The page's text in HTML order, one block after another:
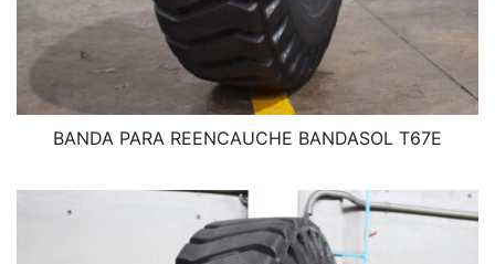
BANDA PARA REENCAUCHE BANDASOL T67E